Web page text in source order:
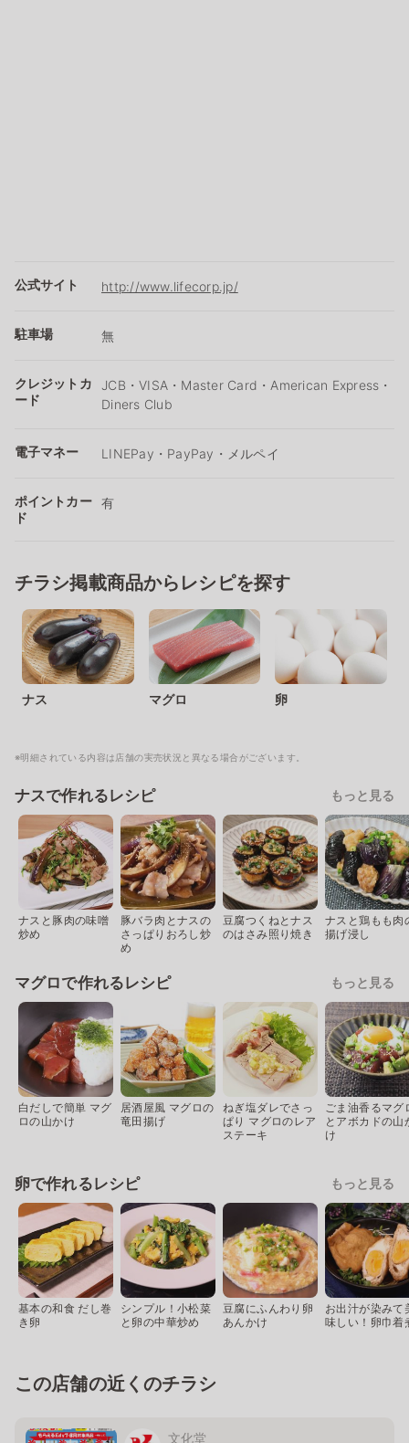
公式サイト http://www.lifecorp.jp/
駐車場 無
クレジットカ
ード
JCB・VISA・Master Card・American Express・
Diners Club
電子マネー LINEPay・PayPay・メルペイ
ポイントカー
ド
有
チラシ掲載商品からレシピを探す
ナス マグロ 卵
※明細されている内容は店舗の実売状況と異なる場合がございます。
ナスで作れるレシピ もっと見る
ナスと豚肉の味噌
炒め
豚バラ肉とナスの
さっぱりおろし炒
め
豆腐つくねとナス
のはさみ照り焼き
ナスと鶏もも肉
揚げ浸し
マグロで作れるレシピ もっと見る
白だしで簡単 マグ
ロの山かけ
居酒屋風 マグロの
竜田揚げ
ねぎ塩ダレでさっ
ぱり マグロのレア
ステーキ
ごま油香るマグ
とアボカドの山
け
卵で作れるレシピ もっと見る
基本の和食 だし巻
き卵
シンプル！小松菜
と卵の中華炒め
豆腐にふんわり卵
あんかけ
お出汁が染みて
味しい！卵巾着
この店舗の近くのチラシ
文化堂